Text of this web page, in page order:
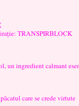
TRANSPIRBLOCK
un ingredient calmant
care se crede virtute